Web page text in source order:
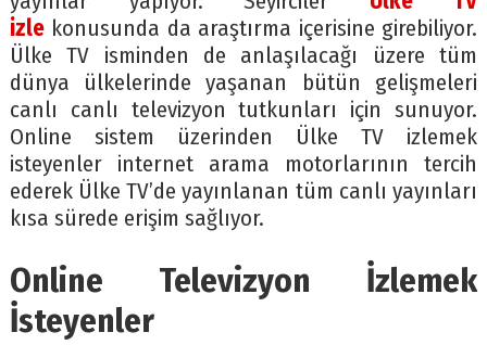
izle konusunda da araştırma içerisine girebiliyor.
Ülke TV isminden de anlaşılacağı üzere tüm
dünya ülkelerinde yaşanan bütün gelişmeleri
canlı canlı televizyon tutkunları için sunuyor.
Online sistem üzerinden Ülke TV izlemek
isteyenler internet arama motorlarının tercih
ederek Ülke TV’de yayınlanan tüm canlı yayınları
kısa sürede erişim sağlıyor.
Online Televizyon İzlemek
İsteyenler